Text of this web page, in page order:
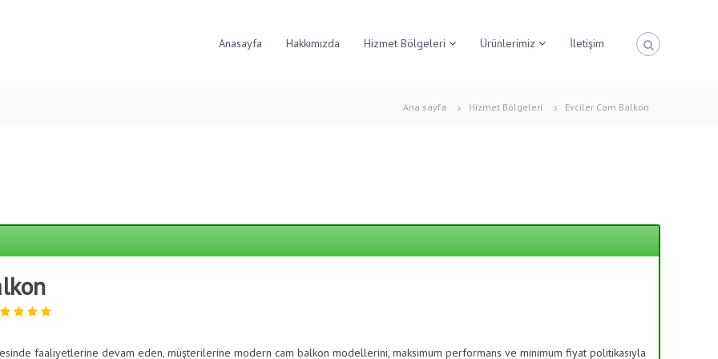
Anasayfa Hakkımızda Hizmet Bölgeleri Ürünlerimiz İletişim
Ana sayfa Hizmet Bölgeleri Evciler Cam Balkon
faaliyetlerine devam eden, müşterilerine modern cam balkon modellerini, maksimum performans ve minimum fiyat politikasıyla